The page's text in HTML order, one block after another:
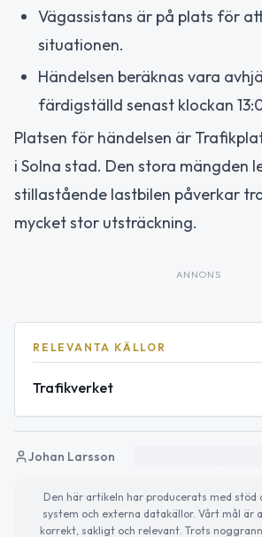
Vägassistans är på plats för
situationen.
Händelsen beräknas vara
färdigställd senast klockan
Platsen för händelsen är
i Solna stad. Den stora mängden
stillastående lastbilen påverkar
mycket stor utsträckning.
ANNONS
RELEVANTA KÄLLOR
Trafikverket
Johan Larsson
Den här artikeln har producerats med stöd
system och externa datakällor. Vårt mål är
korrekt, sakligt och relevant. Trots